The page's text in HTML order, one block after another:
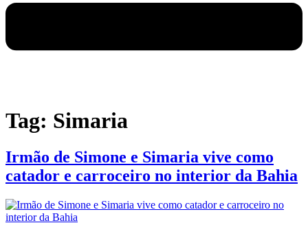
Tag: Simaria
Irmão de Simone e Simaria vive como
catador e carroceiro no interior da Bahia